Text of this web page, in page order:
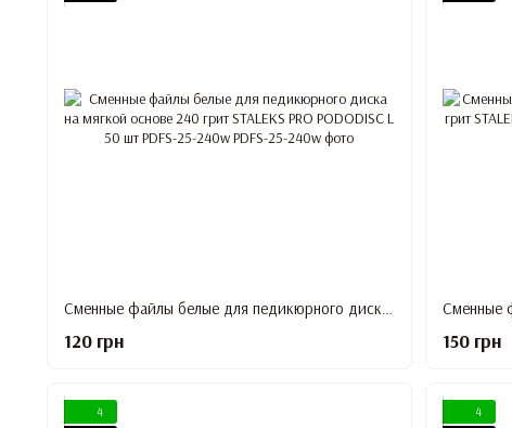
Сменные файлы белые для педикюрного диска на мягкой основе 240 грит STALEKS PRO PODODISC L 50 шт PDFS-25-240w
120 грн 150 грн
4
4